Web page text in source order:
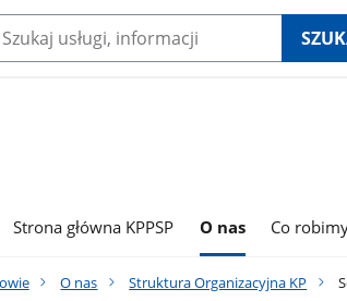
Strona główna KPPSP O nas Co
O nas Struktura Organizacyjna KP